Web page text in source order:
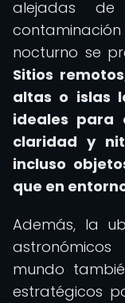
alejadas
nocturno se
Sitios
altas o islas
ideales para
claridad y
incluso
que en
Además, la
mundo
estratégicos